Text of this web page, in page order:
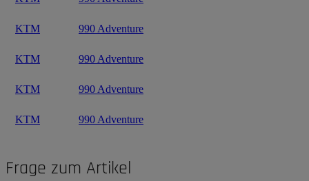
KTM 990 Adventure
KTM 990 Adventure
KTM 990 Adventure
KTM 990 Adventure
Frage zum Artikel